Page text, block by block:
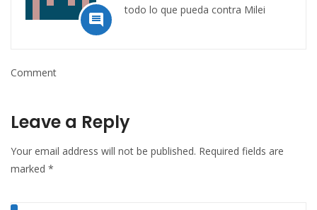

todo lo que pueda contra Milei
Comment
Leave a Reply
Your email address will not be published. Required fields are
marked *